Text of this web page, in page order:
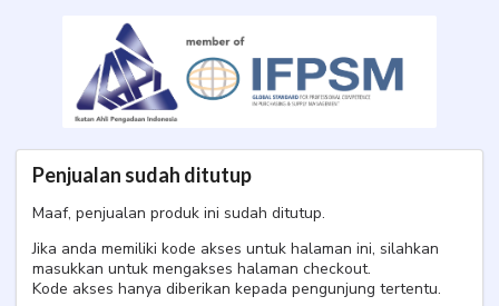
Penjualan sudah ditutup
Maaf, penjualan produk ini sudah ditutup.
Jika anda memiliki kode akses untuk halaman ini, silahkan
masukkan untuk mengakses halaman checkout.
Kode akses hanya diberikan kepada pengunjung tertentu.
CPOF Agustus Menginap
Twinshare